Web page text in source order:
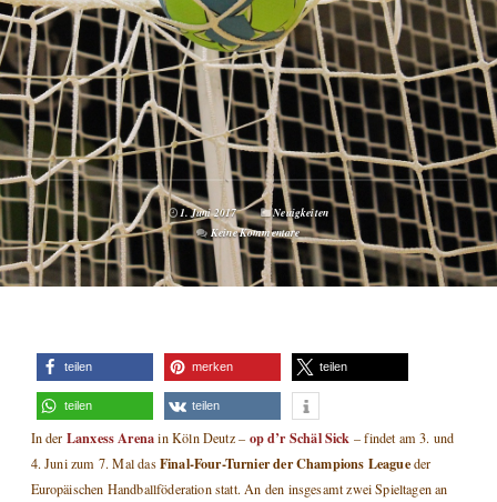
1. Juni 2017
Neuigkeiten
Keine Kommentare
teilen merken teilen
teilen teilen
In der Lanxess Arenain Köln Deutz – op d’r Schäl Sick – findet am 3. und
4. Juni zum 7. Mal dasFinal-Four-Turnier der Champions Leagueder
Europäischen Handballföderation statt. An den insgesamt zwei Spieltagen an